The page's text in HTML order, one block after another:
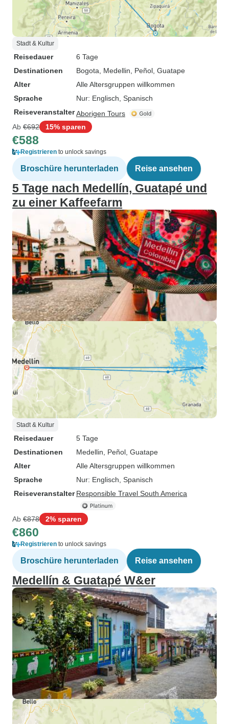
Stadt & Kultur
Reisedauer
6 Tage
Destinationen
Bogota , Medellin , Peñol , Guatape
Alter
Alle Altersgruppen willkommen
Sprache
Nur: Englisch, Spanisch
ReiseveranstalterAborigen Tours
Ab €692 15% sparen
€588
Registrieren to unlock savings
Broschüre herunterladen Reise ansehen
5 Tage nach Medellín, Guatapé und
zu einer Kaffeefarm
Stadt & Kultur
Reisedauer
5 Tage
Destinationen
Medellin , Peñol , Guatape
Alter
Alle Altersgruppen willkommen
Sprache
Nur: Englisch, Spanisch
Reiseveranstalter Responsible Travel South America
Ab €878 2% sparen
€860
Registrieren to unlock savings
Broschüre herunterladen Reise ansehen
Medellín & Guatapé W&er